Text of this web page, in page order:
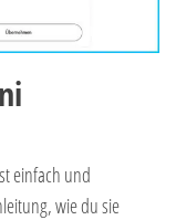
einfach und
wie du sie